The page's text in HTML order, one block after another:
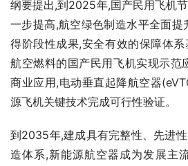
纲要提出,到2025年,国产民用飞机
一步提高,航空绿色制造水平全面提
得阶段性成果,安全有效的保障体
航空燃料的国产民用飞机实现示范
商业应用,电动垂直起降航空器
源飞机关键技术完成可行性验证。
到2035年,建成具有完整性、先进
造体系,新能源航空器成为发展主